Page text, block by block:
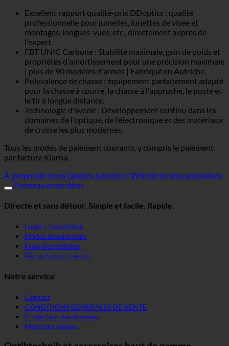
Excellent rapport qualité-prix DDoptics : qualité
professionnelle pour jumelles, lunettes de visée et
montages, longues-vues, etc., directement auprès de
l'expert.
FBT UNIC Carbone : Stabilité maximale, gain de poids et
propriétés d'amortissement pour une précision maximale
| plus de 90 modèles d'armes | Fabriqué en Autriche
Polyvalence de chasse : équipement parfaitement adapté
pour la chasse à courre, la chasse à l'approche, le poste et
le tir à longue distance.
Technologie d'avenir : Développement continu dans les
domaines de l'optique, de l'électronique et des matériaux
de crosse les plus modernes.
Tous les modes de paiement courants, y compris le paiement
par facture Klarna.
À propos de nousQuelles jumelles ?Wiki de termes spécialisés
Panneau accordéon
Directe et sans détour. Simple et facile. Rapide.
Login + inscription
Modes de paiement
Frais d'expédition
Rétractation / retour
Notre service
Contact
CONDITIONS GÉNÉRALES DE VENTE
Protection des données
Mentions légales